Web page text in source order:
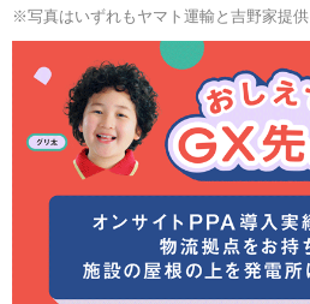
※写真はいずれもヤマト運輸と吉野家提供